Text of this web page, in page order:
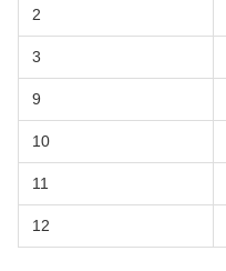
2
3
9
10
11
12